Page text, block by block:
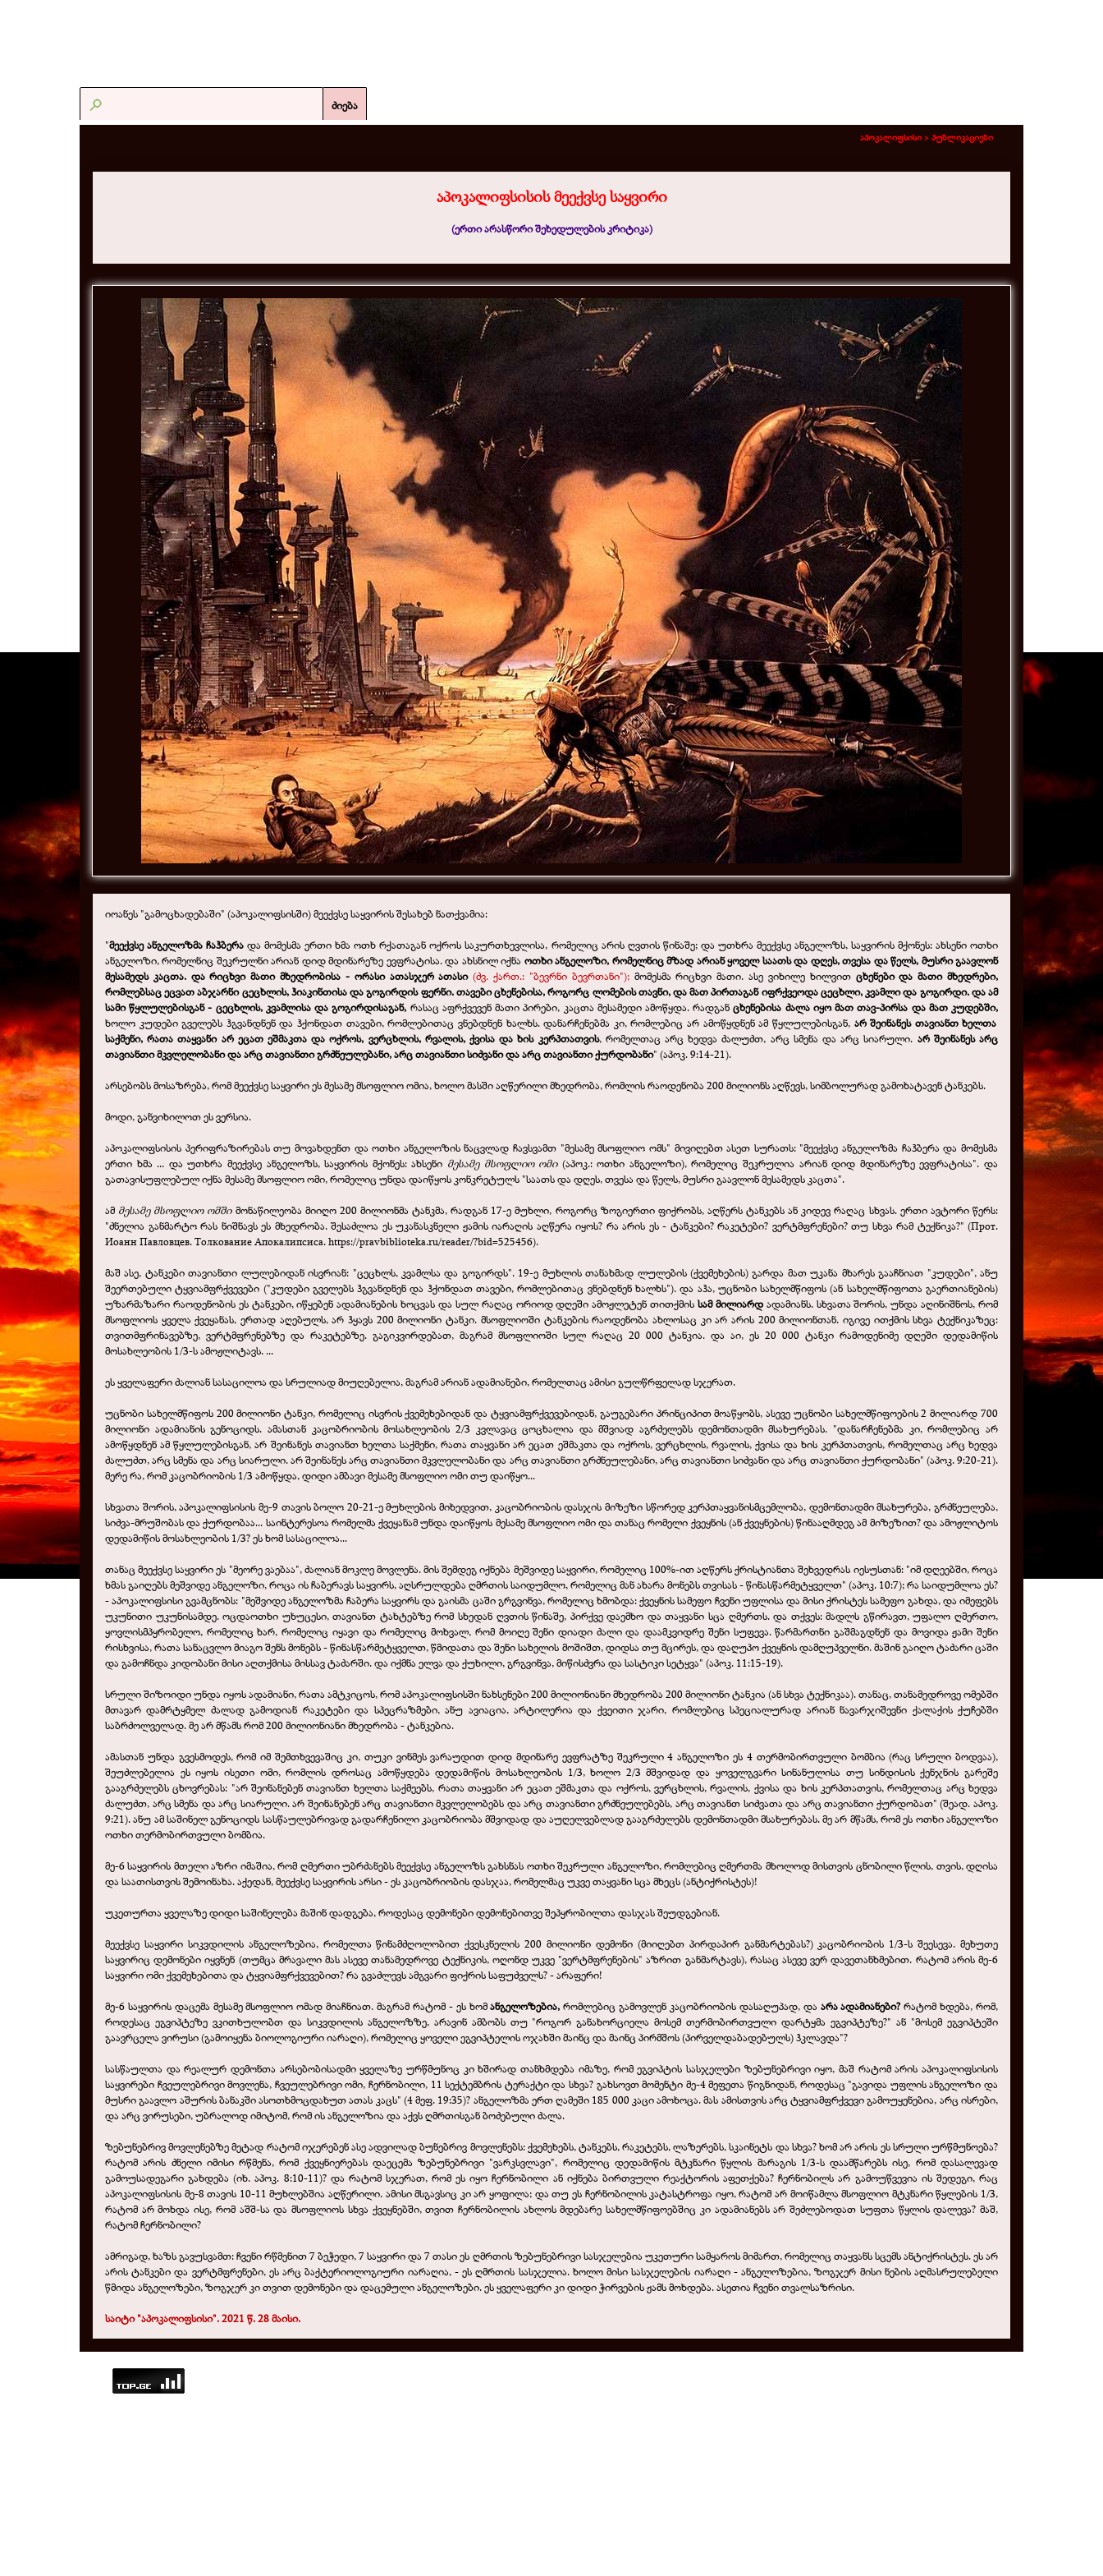
ძიება
აპოკალიფსისი > პუბლიკაციები
აპოკალიფსისის მეექვსე საყვირი
(ერთი არასწორი შეხედულების კრიტიკა)
იოანეს "გამოცხადებაში" (აპოკალიფსისში) მეექვსე საყვირის შესახებ ნათქვამია:
"მეექვსე ანგელოზმა ჩაჰბერა და მომესმა ერთი ხმა ოთხ რქათაგან ოქროს საკურთხევლისა, რომელიც არის ღვთის წინაშე; და უთხრა მეექვსე ანგელოზს, საყვირის მქონეს: ახსენი ოთხი
ანგელოზი, რომელნიც შეკრულნი არიან დიდ მდინარეზე ევფრატისა. და ახსნილ იქნა ოთხი ანგელოზი, რომელნიც მზად არიან ყოველ საათს და დღეს, თვესა და წელს, მუსრი გაავლონ
მესამედს კაცთა. და რიცხვი მათი მხედრობისა - ორასი ათასჯერ ათასი(ძვ. ქართ.: "ბევრნი ბევრთანი");მომესმა რიცხვი მათი. ასე ვიხილე ხილვით ცხენები და მათი მხედრები,
რომლებსაც ეცვათ აბჯარნი ცეცხლის, ჰიაკინთისა და გოგირდის ფერნი. თავები ცხენებისა, როგორც ლომების თავნი, და მათ პირთაგან იფრქვეოდა ცეცხლი, კვამლი და გოგირდი. და ამ
სამი წყლულებისგან - ცეცხლის, კვამლისა და გოგირდისაგან, რასაც აფრქვევენ მათი პირები, კაცთა მესამედი ამოწყდა. რადგანცხენებისა ძალა იყო მათ თავ-პირსა და მათ კუდებში,
ხოლო კუდები გველებს ჰგვანდნენ და ჰქონდათ თავები, რომლებითაც ვნებდნენ ხალხს. დანარჩენებმა კი, რომლებიც არ ამოწყდნენ ამ წყლულებისგან, არ შეინანეს თავიანთ ხელთა
საქმენი, რათა თაყვანი არ ეცათ ეშმაკთა და ოქროს, ვერცხლის, რვალის, ქვისა და ხის კერპთათვის, რომელთაც არც ხედვა ძალუძთ, არც სმენა და არც სიარული. არ შეინანეს არც
თავიანთი მკვლელობანი და არც თავიანთი გრძნეულებანი, არც თავიანთი სიძვანი და არც თავიანთი ქურდობანი" (აპოკ. 9:14-21).
არსებობს მოსაზრება, რომ მეექვსე საყვირი ეს მესამე მსოფლიო ომია, ხოლო მასში აღწერილი მხედრობა, რომლის რაოდენობა 200 მილიონს აღწევს, სიმბოლურად გამოხატავენ ტანკებს.
მოდი, განვიხილოთ ეს ვერსია.
აპოკალიფსისის პერიფრაზირებას თუ მოვახდენთ და ოთხი ანგელოზის ნაცვლად ჩავსვამთ "მესამე მსოფლიო ომს" მივიღებთ ასეთ სურათს: "მეექვსე ანგელოზმა ჩაჰბერა და მომესმა
ერთი ხმა ... და უთხრა მეექვსე ანგელოზს, საყვირის მქონეს: ახსენი მესამე მსოფლიო ომი(აპოკ.: ოთხი ანგელოზი), რომელიც შეკრულია არიან დიდ მდინარეზე ევფრატისა". და
გათავისუფლებულ იქნა მესამე მსოფლიო ომი, რომელიც უნდა დაიწყოს კონკრეტულს "საათს და დღეს, თვესა და წელს, მუსრი გაავლონ მესამედს კაცთა".
ამ მესამე მსოფლიო ომშიმონაწილეობა მიიღო 200 მილიონმა ტანკმა, რადგან 17-ე მუხლი, როგორც ზოგიერთი ფიქრობს, აღწერს ტანკებს ან კიდევ რაღაც სხვას. ერთი ავტორი წერს:
"ძნელია განმარტო რას ნიშნავს ეს მხედრობა. შესაძლოა ეს უკანასკნელი ჟამის იარაღის აღწერა იყოს? რა არის ეს - ტანკები? რაკეტები? ვერტმფრენები? თუ სხვა რამ ტექნიკა?" (Прот.
Иоанн Павловцев. Толкование Апокалипсиса.https://pravbiblioteka.ru/reader/?bid=525456).
მაშ ასე, ტანკები თავიანთი ლულებიდან ისვრიან: "ცეცხლს, კვამლსა და გოგირდს". 19-ე მუხლის თანახმად ლულების (ქვემეხების) გარდა მათ უკანა მხარეს გააჩნიათ "კუდები", ანუ
შეერთებული ტყვიამფრქვევები ("კუდები გველებს ჰგვანდნენ და ჰქონდათ თავები, რომლებითაც ვნებდნენ ხალხს"). და აჰა, უცნობი სახელმწიფოს (ან სახელმწიფოთა გაერთიანების)
უზარმაზარი რაოდენობის ეს ტანკები, იწყებენ ადამიანების ხოცვას და სულ რაღაც ორიოდ დღეში ამოჟლეტენ თითქმის სამ მილიარდადამიანს. სხვათა შორის, უნდა აღინიშნოს, რომ
მსოფლიოს ყველა ქვეყანას, ერთად აღებულს, არ ჰყავს 200 მილიონი ტანკი. მსოფლიოში ტანკების რაოდენობა ახლოსაც კი არ არის 200 მილიონთან. იგივე ითქმის სხვა ტექნიკაზეც:
თვითმფრინავებზე, ვერტმფრენებზე და რაკეტებზე. გაგიკვირდებათ, მაგრამ მსოფლიოში სულ რაღაც 20 000 ტანკია. და აი, ეს 20 000 ტანკი რამოდენიმე დღეში დედამიწის
მოსახლეობის 1/3-ს ამოჟლიტავს. ...
ეს ყველაფერი ძალიან სასაცილოა და სრულიად მიუღებელია, მაგრამ არიან ადამიანები, რომელთაც ამისი გულწრფელად სჯერათ.
უცნობი სახელმწიფოს 200 მილიონი ტანკი, რომელიც ისვრის ქვემეხებიდან და ტყვიამფრქვევებიდან, გაუგებარი პრინციპით მოაწყობს, ასევე უცნობი სახელმწიფოების 2 მილიარდ 700
მილიონი ადამიანის გენოციდს. ამასთან კაცობრიობის მოსახლეობის 2/3 კვლავაც ცოცხალია და მშვიად აგრძელებს დემონთადმი მსახურებას. "დანარჩენებმა კი, რომლებიც არ
ამოწყდნენ ამ წყლულებისგან, არ შეინანეს თავიანთ ხელთა საქმენი, რათა თაყვანი არ ეცათ ეშმაკთა და ოქროს, ვერცხლის, რვალის, ქვისა და ხის კერპთათვის, რომელთაც არც ხედვა
ძალუძთ, არც სმენა და არც სიარული. არ შეინანეს არც თავიანთი მკვლელობანი და არც თავიანთი გრძნეულებანი, არც თავიანთი სიძვანი და არც თავიანთი ქურდობანი" (აპოკ. 9:20-21).
მერე რა, რომ კაცობრიობის 1/3 ამოწყდა, დიდი ამბავი მესამე მსოფლიო ომი თუ დაიწყო...
სხვათა შორის, აპოკალიფსისის მე-9 თავის ბოლო 20-21-ე მუხლების მიხედვით, კაცობრიობის დასჯის მიზეზი სწორედ კერპთაყვანისმცემლობა, დემონთადმი მსახურება, გრძნეულება,
სიძვა-მრუშობას და ქურდობაა... საინტერესოა რომელმა ქვეყანამ უნდა დაიწყოს მესამე მსოფლიო ომი და თანაც რომელი ქვეყნის (ან ქვეყნების) წინააღმდეგ ამ მიზეზით? და ამოჟლიტოს
დედამიწის მოსახლეობის 1/3? ეს ხომ სასაცილოა...
თანაც მეექვსე საყვირი ეს "მეორე ვაებაა", ძალიან მოკლე მოვლენა. მის შემდეგ იქნება მეშვიდე საყვირი, რომელიც 100%-ით აღწერს ქრისტიანთა შეხვედრას იესუსთან: "იმ დღეებში, როცა
ხმას გაიღებს მეშვიდე ანგელოზი, როცა ის ჩაბერავს საყვირს, აღსრულდება ღმრთის საიდუმლო, რომელიც მან ახარა მონებს თვისას - წინასწარმეტყველთ" (აპოკ. 10:7); რა საიდუმლოა ეს?
- აპოკალიფსისი გვამცნობს: "მეშვიდე ანგელოზმა ჩაბერა საყვირს და გაისმა ცაში გრგვინვა, რომელიც ხმობდა: ქვეყნის სამეფო ჩვენი უფლისა და მისი ქრისტეს სამეფო გახდა, და იმეფებს
უკუნითი უკუნისამდე. ოცდაოთხი უხუცესი, თავიანთ ტახტებზე რომ სხედან ღვთის წინაშე, პირქვე დაემხო და თაყვანი სცა ღმერთს. და თქვეს: მადლს გწირავთ, უფალო ღმერთო,
ყოვლისმპყრობელო, რომელიც ხარ, რომელიც იყავი და რომელიც მოხვალ, რომ მოიღე შენი დიადი ძალი და დაამკვიდრე შენი სუფევა. წარმართნი გაშმაგდნენ და მოვიდა ჟამი შენი
რისხვისა, რათა სანაცვლო მიაგო შენს მონებს - წინასწარმეტყველთ, წმიდათა და შენი სახელის მოშიშთ, დიდსა თუ მცირეს, და დაღუპო ქვეყნის დამღუპველნი. მაშინ გაიღო ტაძარი ცაში
და გამოჩნდა კიდობანი მისი აღთქმისა მისსავ ტაძარში. და იქმნა ელვა და ქუხილი, გრგვინვა, მიწისძვრა და სასტიკი სეტყვა" (აპოკ. 11:15-19).
სრული შიზოიდი უნდა იყოს ადამიანი, რათა ამტკიცოს, რომ აპოკალიფსისში ნახსენები 200 მილიონიანი მხედრობა 200 მილიონი ტანკია (ან სხვა ტექნიკაა). თანაც, თანამედროვე ომებში
მთავარ დამრტყმელ ძალად გამოდიან რაკეტები და სპეცრაზმები, ანუ ავიაცია, არტილერია და ქვეითი ჯარი, რომლებიც სპეციალურად არიან ნავარჯიშევნი ქალაქის ქუჩებში
საბრძოლველად. მე არ მწამს რომ 200 მილიონიანი მხედრობა - ტანკებია.
ამასთან უნდა გვესმოდეს, რომ იმ შემთხვევაშიც კი, თუკი ვინმეს ვარაუდით დიდ მდინარე ევფრატზე შეკრული 4 ანგელოზი ეს 4 თერმობირთვული ბომბია (რაც სრული ბოდვაა),
შეუძლებელია ეს იყოს ისეთი ომი, რომლის დროსაც ამოწყდება დედამიწის მოსახლეობის 1/3, ხოლო 2/3 მშვიდად და ყოველგვარი სინანულისა თუ სინდისის ქენჯნის გარეშე
გააგრძელებს ცხოვრებას: "არ შეინანებენ თავიანთ ხელთა საქმეებს, რათა თაყვანი არ ეცათ ეშმაკთა და ოქროს, ვერცხლის, რვალის, ქვისა და ხის კერპთათვის, რომელთაც არც ხედვა
ძალუძთ, არც სმენა და არც სიარული. არ შეინანებენ არც თავიანთი მკვლელობებს და არც თავიანთი გრძნეულებებს, არც თავიანთ სიძვათა და არც თავიანთი ქურდობათ" (შეად. აპოკ.
9:21). ანუ ამ საშინელ გენოციდს სასწაულებრივად გადარჩენილი კაცობრიობა მშვიდად და აუღელვებლად გააგრძელებს დემონთადმი მსახურებას. მე არ მწამს, რომ ეს ოთხი ანგელოზი
ოთხი თერმობირთვული ბომბია.
მე-6 საყვირის მთელი აზრი იმაშია, რომ ღმერთი უბრძანებს მეექვსე ანგელოზს გახსნას ოთხი შეკრული ანგელოზი, რომლებიც ღმერთმა მხოლოდ მისთვის ცნობილი წლის, თვის, დღისა
და საათისთვის შემოინახა. აქედან, მეექვსე საყვირის არსი - ეს კაცობრიობის დასჯაა, რომელმაც უკვე თაყვანი სცა მხეცს (ანტიქრისტეს)!
უკეთურთა ყველაზე დიდი საშინელება მაშინ დადგება, როდესაც დემონები დემონებითვე შეპყრობილთა დასჯას შეუდგებიან.
მეექვსე საყვირი სიკვდილის ანგელოზებია, რომელთა წინამძღოლობით ქვესკნელის 200 მილიონი დემონი (მიიღებთ პირდაპირ განმარტებას?) კაცობრიობის 1/3-ს შეესევა. მეხუთე
საყვირიც დემონები იყვნენ (თუმცა მრავალი მას ასევე თანამედროვე ტექნიკის, ოღონდ უკვე "ვერტმფრენების" აზრით განმარტავს), რასაც ასევე ვერ დავეთანხმებით. რატომ არის მე-6
საყვირი ომი ქვემეხებითა და ტყვიამფრქვევებით? რა გვაძლევს ამგვარი ფიქრის საფუძველს? - არაფერი!
მე-6 საყვირის დაცემა მესამე მსოფლიო ომად მიაჩნიათ. მაგრამ რატომ - ეს ხომანგელოზებია, რომლებიც გამოვლენ კაცობრიობის დასაღუპად, და არა ადამიანები?რატომ ხდება, რომ,
როდესაც ეგვიპტეზე ვკითხულობთ და სიკვდილის ანგელოზზე, არავინ ამბობს თუ "როგორ განახორციელა მოსემ თერმობირთვული დარტყმა ეგვიპტეზე?" ან "მოსემ ეგვიპტეში
გაავრცელა ვირუსი (გამოიყენა ბიოლოგიური იარაღი), რომელიც ყოველი ეგვიპტელის ოჯახში მაინც და მაინც პირმშოს (პირველდაბადებულს) ჰკლავდა"?
სასწაულთა და რეალურ დემონთა არსებობისადმი ყველაზე ურწმუნოც კი ხშირად თანხმდება იმაზე, რომ ეგვიპტის სასჯელები ზებუნებრივი იყო, მაშ რატომ არის აპოკალიფსისის
საყვირები ჩვეულებრივი მოვლენა, ჩვეულებრივი ომი, ჩერნობილი, 11 სექტემბრის ტერაქტი და სხვა? გახსოვთ მომენტი მე-4 მეფეთა წიგნიდან, როდესაც "გავიდა უფლის ანგელოზი და
მუსრი გაავლო აშურის ბანაკში ასოთხმოცდახუთ ათას კაცს" (4 მეფ. 19:35)? ანგელოზმა ერთ ღამეში 185 000 კაცი ამოხოცა. მას ამისთვის არც ტყვიამფრქვევი გამოუყენებია, არც ისრები,
და არც ვირუსები, უბრალოდ იმიტომ, რომ ის ანგელოზია და აქვს ღმრთისგან ბოძებული ძალა.
ზებუნებრივ მოვლენებზე მეტად რატომ იჯერებენ ასე ადვილად ბუნებრივ მოვლენებს: ქვემეხებს, ტანკებს, რაკეტებს, ლაზერებს, სკაინეტს და სხვა? ხომ არ არის ეს სრული ურწმუნოება?
რატომ არის ძნელი იმისი რწმენა, რომ ქვეყნიერებას დაეცემა ზებუნებრივი "ვარკსვლავი", რომელიც დედამიწის მტკნარი წყლის მარაგის 1/3-ს დაამწარებს ისე, რომ დასალევად
გამოუსადეგარი გახდება (იხ. აპოკ. 8:10-11)? და რატომ სჯერათ, რომ ეს იყო ჩერნობილი ან იქნება ბირთვული რეაქტორის აფეთქება? ჩერნობილს არ გამოუწვევია ის შედეგი, რაც
აპოკალიფსისის მე-8 თავის 10-11 მუხლებშია აღწერილი. ამისი მსგავსიც კი არ ყოფილა; და თუ ეს ჩერნობილის კატასტროფა იყო, რატომ არ მოიწამლა მსოფლიო მტკნარი წყლების 1/3,
რატომ არ მოხდა ისე, რომ აშშ-სა და მსოფლიოს სხვა ქვეყნებში, თვით ჩერნობილის ახლოს მდებარე სახელმწიფოებშიც კი ადამიანებს არ შეძლებოდათ სუფთა წყლის დალევა? მაშ,
რატომ ჩერნობილი?
ამრიგად, ხაზს გავუსვამთ: ჩვენი რწმენით 7 ბეჭედი, 7 საყვირი და 7 თასი ეს ღმრთის ზებუნებრივი სასჯელებია უკეთური სამყაროს მიმართ, რომელიც თაყვანს სცემს ანტიქრისტეს. ეს არ
არის ტანკები და ვერტმფრენები, ეს არც ბაქტერიოლოგიური იარაღია, - ეს ღმრთის სასჯელია. ხოლო მისი სასჯელების იარაღი - ანგელოზებია, ზოგჯერ მისი ნების აღმასრულებელი
წმიდა ანგელოზები, ზოგჯერ კი თვით დემონები და დაცემული ანგელოზები. ეს ყველაფერი კი დიდი ჭირვების ჟამს მოხდება. ასეთია ჩვენი თვალსაზრისი.
საიტი "აპოკალიფსისი". 2021 წ. 28 მაისი.